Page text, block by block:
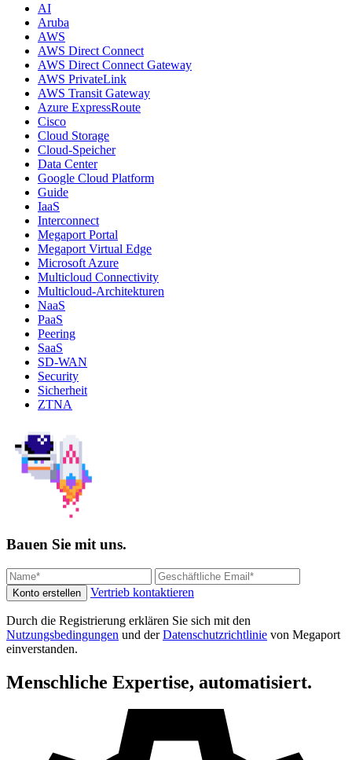
AI
Aruba
AWS
AWS Direct Connect
AWS Direct Connect Gateway
AWS PrivateLink
AWS Transit Gateway
Azure ExpressRoute
Cisco
Cloud Storage
Cloud-Speicher
Data Center
Google Cloud Platform
Guide
IaaS
Interconnect
Megaport Portal
Megaport Virtual Edge
Microsoft Azure
Multicloud Connectivity
Multicloud-Architekturen
NaaS
PaaS
Peering
SaaS
SD-WAN
Security
Sicherheit
ZTNA
Bauen Sie mit uns.
Konto erstellen Vertrieb kontaktieren
Durch die Registrierung erklären Sie sich mit den
Nutzungsbedingungen und derDatenschutzrichtlinie von Megaport
einverstanden.
Menschliche Expertise, automatisiert.